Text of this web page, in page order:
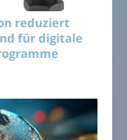
reduziert
für digitale